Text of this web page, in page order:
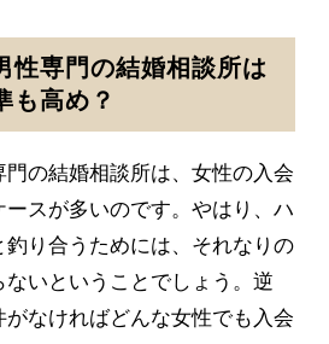
性専門の結婚相談所は
も高め？
の結婚相談所は、女性の入会
スが多いのです。やはり、ハ
り合うためには、それなりの
いということでしょう。逆
なければどんな女性でも入会